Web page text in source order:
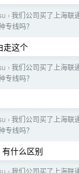
› 我们公司买了上海联
专线吗？
走这个
› 我们公司买了上海联
专线吗？
› 我们公司买了上海联
专线吗？
什么区别
我们公司买了上海联